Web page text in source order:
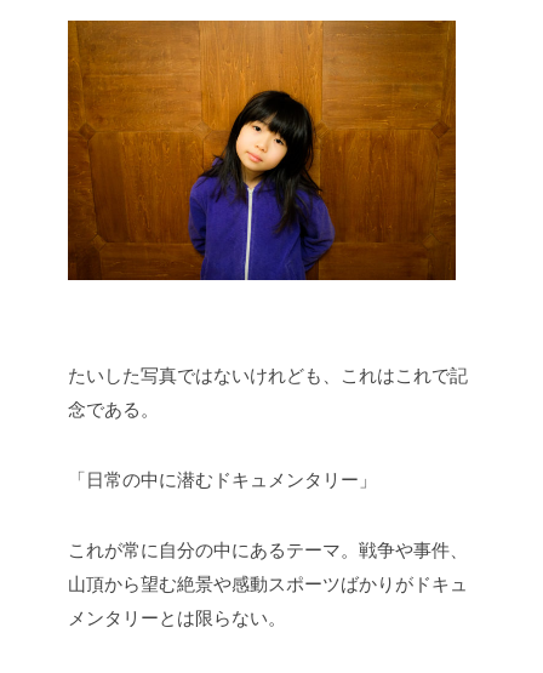
たいした写真ではないけれども、これはこれで記
念である。
「日常の中に潜むドキュメンタリー」
これが常に自分の中にあるテーマ。戦争や事件、
山頂から望む絶景や感動スポーツばかりがドキュ
メンタリーとは限らない。